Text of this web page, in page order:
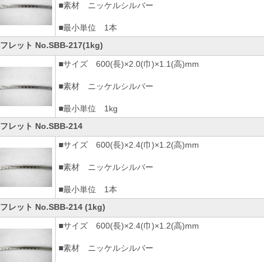
■素材 ニッケルシルバー
■最小単位 1本
フレット No.SBB-217(1kg)
■サイズ 600(長)×2.0(巾)×1.1(高)mm
■素材 ニッケルシルバー
■最小単位 1kg
フレット No.SBB-214
■サイズ 600(長)×2.4(巾)×1.2(高)mm
■素材 ニッケルシルバー
■最小単位 1本
フレット No.SBB-214 (1kg)
■サイズ 600(長)×2.4(巾)×1.2(高)mm
■素材 ニッケルシルバー